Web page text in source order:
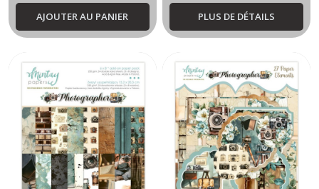
AJOUTER AU PANIER PLUS DE DÉTAILS